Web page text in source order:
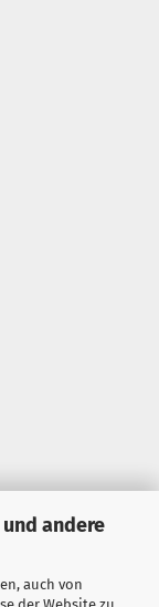
andere
auch von
der Website zu